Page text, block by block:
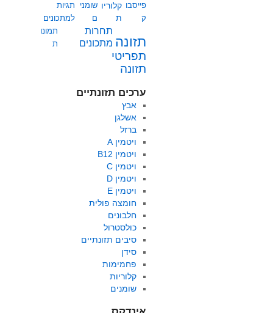
פייסבו
ק
קלוריו
ת
שומני
ם
תגיות
למתכונים
תזונה
תחרות
מתכונים
תמונו
ת
תפריטי
תזונה
ערכים תזונתיים
אבץ
אשלגן
ברזל
ויטמין A
ויטמין B12
ויטמין C
ויטמין D
ויטמין E
חומצה פולית
חלבונים
כולסטרול
סיבים תזונתיים
סידן
פחמימות
קלוריות
שומנים